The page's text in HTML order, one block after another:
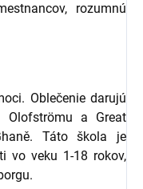
rozumnú
Oblečenie darujú
Olofströmu a Great
Táto škola je
vo veku 1-18 rokov,